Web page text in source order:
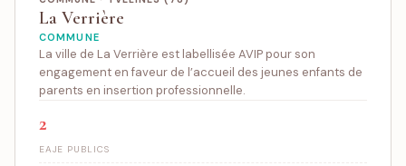
La Verrière
COMMUNE
La ville de La Verrière est labellisée AVIP pour son
engagement en faveur de l’accueil des jeunes enfants de
parents en insertion professionnelle.
2
EAJE PUBLICS